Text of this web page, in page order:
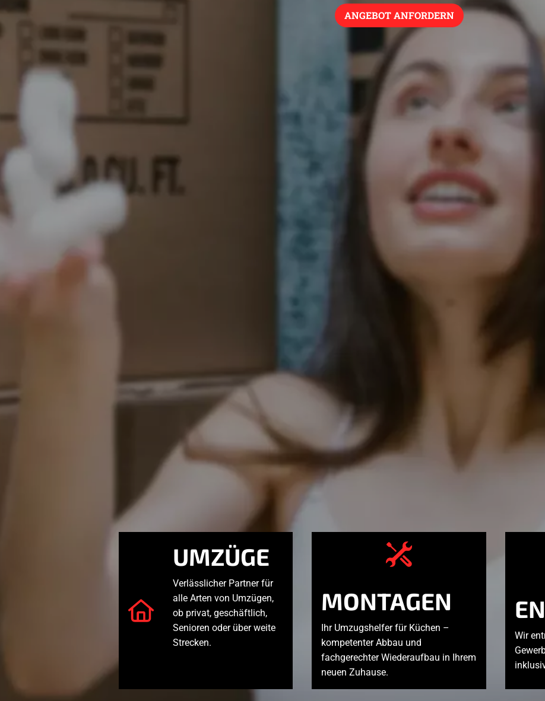
ANGEBOT ANFORDERN
UMZÜGE
Verlässlicher Partner für
alle Arten von Umzügen,
ob privat, geschäftlich,
Senioren oder über weite
Strecken.
MONTAGEN
Ihr Umzugshelfer für Küchen –
kompetenter Abbau und
fachgerechter Wiederaufbau in Ihrem
neuen Zuhause.
Wir